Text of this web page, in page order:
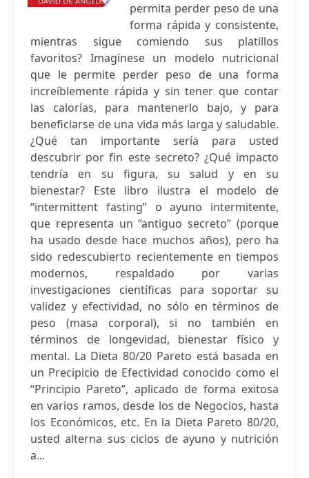
permita perder peso de una
forma rápida y consistente,
mientras sigue comiendo sus platillos
favoritos? Imagínese un modelo nutricional
que le permite perder peso de una forma
increíblemente rápida y sin tener que contar
las calorías, para mantenerlo bajo, y para
beneficiarse de una vida más larga y saludable.
¿Qué tan importante sería para usted
descubrir por fin este secreto? ¿Qué impacto
tendría en su figura, su salud y en su
bienestar? Este libro ilustra el modelo de
“intermittent fasting” o ayuno intermitente,
que representa un “antiguo secreto” (porque
ha usado desde hace muchos años), pero ha
sido redescubierto recientemente en tiempos
modernos, respaldado por varias
investigaciones científicas para soportar su
validez y efectividad, no sólo en términos de
peso (masa corporal), si no también en
términos de longevidad, bienestar físico y
mental. La Dieta 80/20 Pareto está basada en
un Precipicio de Efectividad conocido como el
“Principio Pareto”, aplicado de forma exitosa
en varios ramos, desde los de Negocios, hasta
los Económicos, etc. En la Dieta Pareto 80/20,
usted alterna sus ciclos de ayuno y nutrición
a...